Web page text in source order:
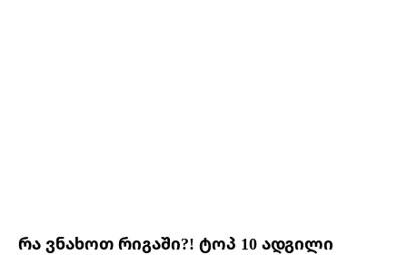
რა ვნახოთ რიგაში?! ტოპ 10 ადგილი